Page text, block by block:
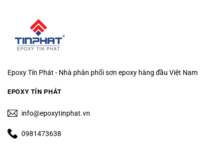
Epoxy Tín Phát - Nhà phân phối sơn epoxy hàng đầu Việt Nam
EPOXY TÍN PHÁT
info@epoxytinphat.vn
0981473638